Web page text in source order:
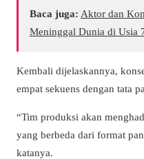
Baca juga: Aktor dan
Meninggal Dunia di Usia
Kembali dijelaskannya,
empat sekuens dengan tata
“Tim produksi akan
yang berbeda dari format
katanya.